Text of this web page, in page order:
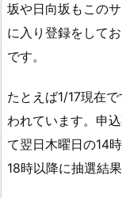
坂や日向坂もこの
に入り登録をして
です。
たとえば1/17現在
われています。申
て翌日木曜日の14
18時以降に抽選結